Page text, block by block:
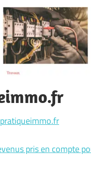
pris en compte